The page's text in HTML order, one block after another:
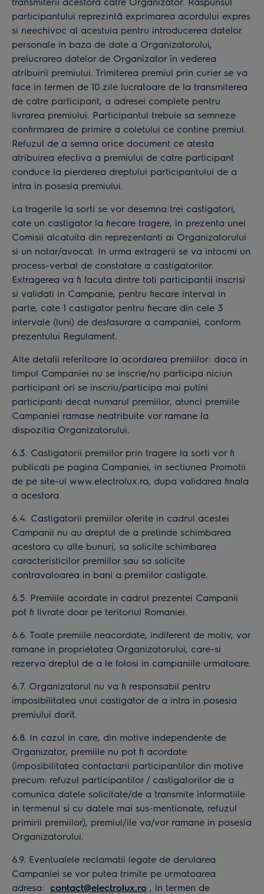
participantului reprezintă exprimarea acordului expres
si neechivoc al acestuia pentru introducerea datelor
personale in baza de date a Organizatorului,
prelucrarea datelor de Organizator în vederea
atribuirii premiului. Trimiterea premiul prin curier se va
face in termen de 10 zile lucratoare de la transmiterea
de catre participant, a adresei complete pentru
livrarea premiului. Participantul trebuie sa semneze
confirmarea de primire a coletului ce contine premiul.
Refuzul de a semna orice document ce atesta
atribuirea efectiva a premiului de catre participant
conduce la pierderea dreptului participantului de a
intra in posesia premiului.
La tragerile la sorti se vor desemna trei castigatori,
cate un castigator la fiecare tragere, in prezenta unei
Comisii alcatuita din reprezentanti ai Organizatorului
si un notar/avocat. In urma extragerii se va intocmi un
process-verbal de constatare a castigatorilor.
Extragerea va fi facuta dintre toti participantii inscrisi
si validati in Campanie, pentru fiecare interval in
parte, cate 1 castigator pentru fiecare din cele 3
intervale (luni) de desfasurare a campaniei, conform
prezentului Regulament.
Alte detalii referitoare la acordarea premiilor: daca in
timpul Campaniei nu se inscrie/nu participa niciun
participant ori se inscriu/participa mai putini
participanti decat numarul premiilor, atunci premiile
Campaniei ramase neatribuite vor ramane la
dispozitia Organizatorului.
6.3. Castigatorii premiilor prin tragere la sorti vor fi
publicati pe pagina Campaniei, in sectiunea Promotii
de pe site-ul www.electrolux.ro, dupa validarea finala
a acestora.
6.4. Castigatorii premiilor oferite in cadrul acestei
Campanii nu au dreptul de a pretinde schimbarea
acestora cu alte bunuri, sa solicite schimbarea
caracteristicilor premiilor sau sa solicite
contravaloarea in bani a premiilor castigate.
6.5. Premiile acordate in cadrul prezentei Campanii
pot fi livrate doar pe teritoriul Romaniei.
6.6. Toate premiile neacordate, indiferent de motiv, vor
ramane in proprietatea Organizatorului, care-si
rezerva dreptul de a le folosi in campaniile urmatoare.
6.7. Organizatorul nu va fi responsabil pentru
imposibilitatea unui castigator de a intra in posesia
premiului dorit.
6.8. In cazul in care, din motive independente de
Organizator, premiile nu pot fi acordate
(imposibilitatea contactarii participantilor din motive
precum: refuzul participantilor / castigatorilor de a
comunica datele solicitate/de a transmite informatiile
in termenul si cu datele mai sus-mentionate, refuzul
primirii premiilor), premiul/ile va/vor ramane in posesia
Organizatorului.
6.9. Eventualele reclamatii legate de derularea
Campaniei se vor putea trimite pe urmatoarea
adresa: contact@electrolux.ro , in termen de